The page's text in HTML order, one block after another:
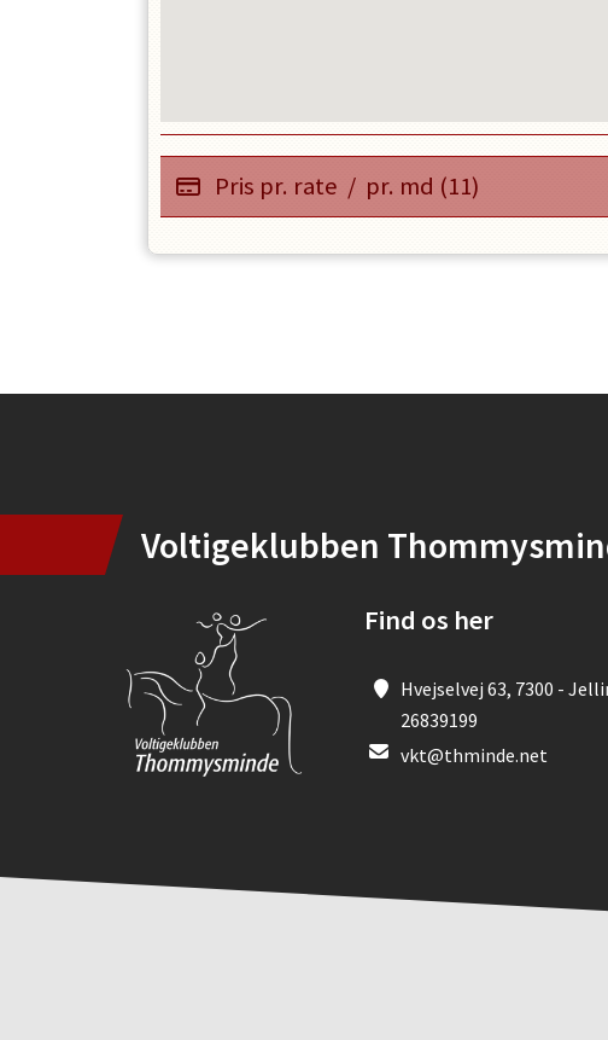
Pris pr. rate / pr. md (11)
Voltigeklubben
Find os her
Hvejselvej 63, 7300 -
26839199
vkt@thminde.net